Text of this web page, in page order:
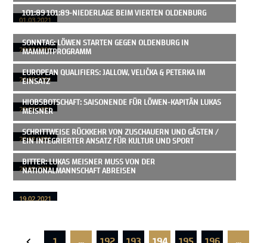
01.03.2021
28.02.2021
101:89 101:89-NIEDERLAGE BEIM VIERTEN OLDENBURG
26.02.2021
SONNTAG: LÖWEN STARTEN GEGEN OLDENBURG IN
MAMMUTPROGRAMM
23.02.2021
EUROPEAN QUALIFIERS: JALLOW, VELIČKA & PETERKA IM
EINSATZ
22.02.2021
HIOBSBOTSCHAFT: SAISONENDE FÜR LÖWEN-KAPITÄN LUKAS
MEISNER
22.02.2021
SCHRITTWEISE RÜCKKEHR VON ZUSCHAUERN UND GÄSTEN /
EIN INTEGRIERTER ANSATZ FÜR KULTUR UND SPORT
19.02.2021
BITTER: LUKAS MEISNER MUSS VON DER
NATIONALMANNSCHAFT ABREISEN